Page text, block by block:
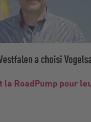
a choisi
la RoadPump pour